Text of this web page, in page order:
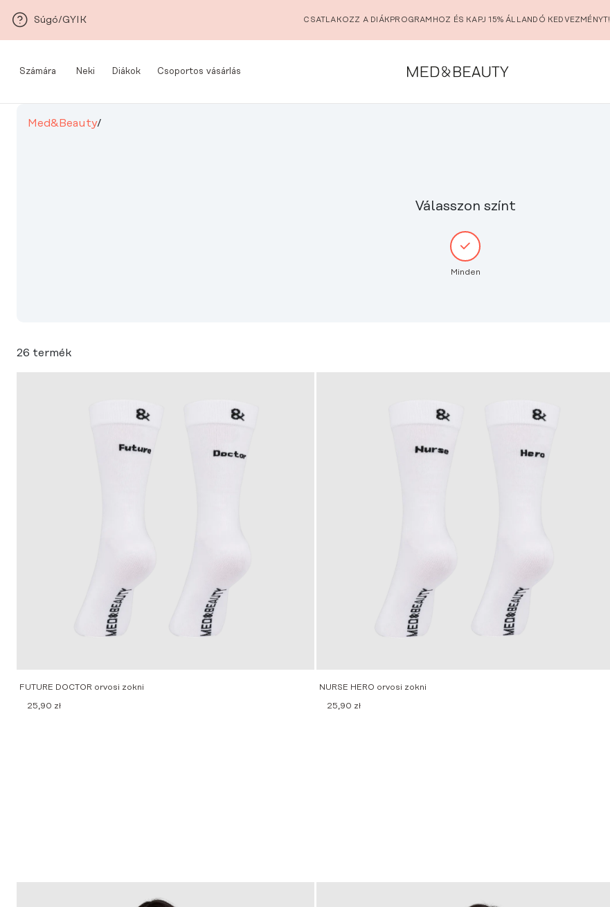
Súgó/GYIK CSATLAKOZZ A DIÁKPROGRAMHOZ ÉS KAPJ 15% ÁLLANDÓ KEDVEZMÉNYT!
Számára Neki Diákok Csoportos vásárlás
Med&Beauty/
Válasszon színt
Minden
26 termék
FUTURE DOCTOR orvosi zokni
25,90 zł
NURSE HERO orvosi zokni
25,90 zł